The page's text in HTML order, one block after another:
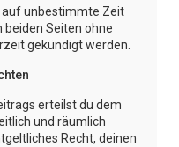
auf unbestimmte Zeit
beiden Seiten ohne
gekündigt werden.
erteilst du dem
und räumlich
Recht, deinen